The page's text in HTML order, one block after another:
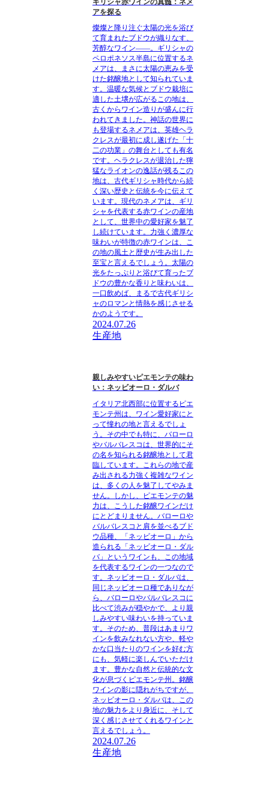
アを探る
燦燦と降り注ぐ太陽の光を浴び
て育まれたブドウが織りなす、
芳醇なワイン――。ギリシャの
ペロポネソス半島に位置するネ
メアは、まさに太陽の恵みを受
けた銘醸地として知られていま
す。温暖な気候とブドウ栽培に
適した土壌が広がるこの地は、
古くからワイン造りが盛んに行
われてきました。神話の世界に
も登場するネメアは、英雄ヘラ
クレスが最初に成し遂げた「十
二の功業」の舞台としても有名
です。ヘラクレスが退治した獰
猛なライオンの逸話が残るこの
地は、古代ギリシャ時代から続
く深い歴史と伝統を今に伝えて
います。現代のネメアは、ギリ
シャを代表する赤ワインの産地
として、世界中の愛好家を魅了
し続けています。力強く濃厚な
味わいが特徴の赤ワインは、こ
の地の風土と歴史が生み出した
至宝と言えるでしょう。太陽の
光をたっぷりと浴びて育ったブ
ドウの豊かな香りと味わいは、
一口飲めば、まるで古代ギリシ
ャのロマンと情熱を感じさせる
かのようです。
2024.07.26
生産地
親しみやすいピエモンテの味わ
い：ネッビオーロ・ダルバ
イタリア北西部に位置するピエ
モンテ州は、ワイン愛好家にと
って憧れの地と言えるでしょ
う。その中でも特に、バローロ
やバルバレスコは、世界的にそ
の名を知られる銘醸地として君
臨しています。これらの地で産
み出される力強く複雑なワイン
は、多くの人を魅了してやみま
せん。しかし、ピエモンテの魅
力は、こうした銘醸ワインだけ
にとどまりません。バローロや
バルバレスコと肩を並べるブド
ウ品種、「ネッビオーロ」から
造られる「ネッビオーロ・ダル
バ」というワインも、この地域
を代表するワインの一つなので
す。ネッビオーロ・ダルバは、
同じネッビオーロ種でありなが
ら、バローロやバルバレスコに
比べて渋みが穏やかで、より親
しみやすい味わいを持っていま
す。そのため、普段はあまりワ
インを飲みなれない方や、軽や
かな口当たりのワインを好む方
にも、気軽に楽しんでいただけ
ます。豊かな自然と伝統的な文
化が息づくピエモンテ州。銘醸
ワインの影に隠れがちですが、
ネッビオーロ・ダルバは、この
地の魅力をより身近に、そして
深く感じさせてくれるワインと
言えるでしょう。
2024.07.26
生産地